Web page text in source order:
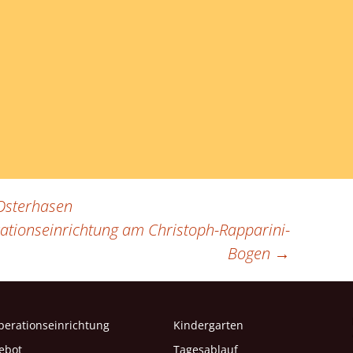
am Christoph-Rapparini-
Bogen →
Kindergarten
Tagesablauf